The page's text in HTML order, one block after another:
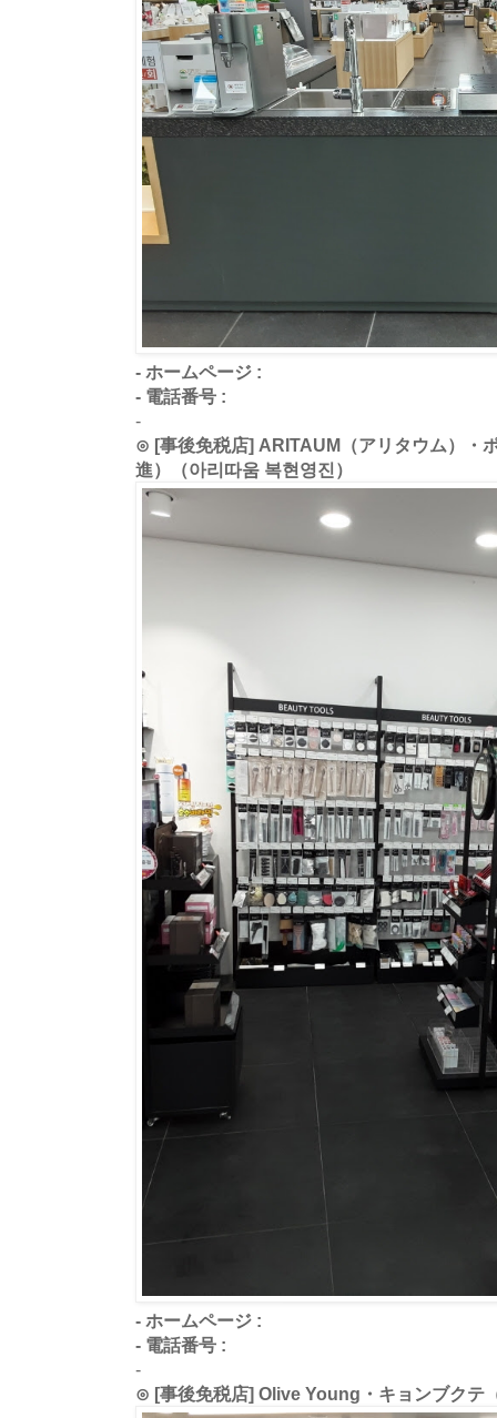
- ホームページ :
- 電話番号 :
-
⊙ [事後免税店] ARITAUM（アリタウム）・
進）（아리따움 복현영진）
- ホームページ :
- 電話番号 :
-
⊙ [事後免税店] Olive Young・キョンブクテ